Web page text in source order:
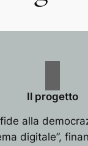
Il progetto
alla
digitale”,